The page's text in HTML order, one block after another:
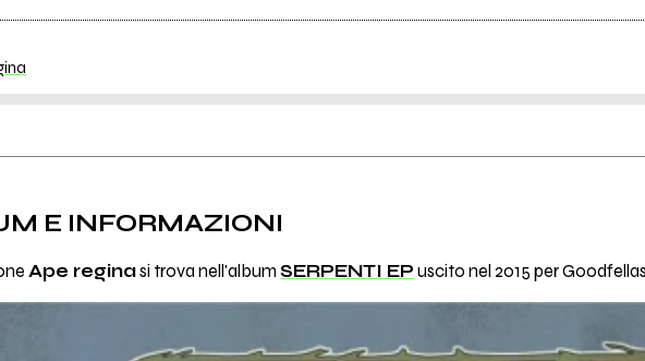
E INFORMAZIONI
Ape reginasi trova nell'album SERPENTI EP uscito nel 2015 per